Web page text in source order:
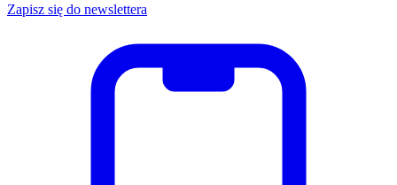
Zapisz się do newslettera